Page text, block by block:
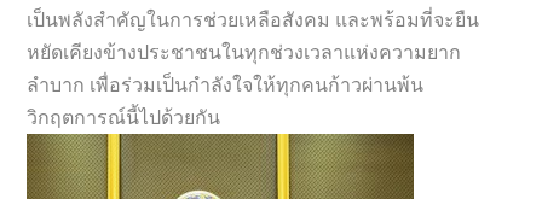
เป็นพลังสำคัญในการช่วยเหลือสังคม และพร้อมที่จะยืน
หยัดเคียงข้างประชาชนในทุกช่วงเวลาแห่งความยาก
ลำบาก เพื่อร่วมเป็นกำลังใจให้ทุกคนก้าวผ่านพ้น
วิกฤตการณ์นี้ไปด้วยกัน